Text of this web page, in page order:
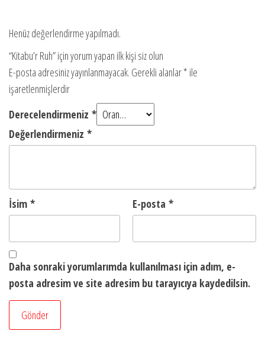
Henüz değerlendirme yapılmadı.
“Kitabu’r Ruh” için yorum yapan ilk kişi siz olun
E-posta adresiniz yayınlanmayacak. Gerekli alanlar* ile
işaretlenmişlerdir
Derecelendirmeniz *
Değerlendirmeniz *
İsim * E-posta *
Daha sonraki yorumlarımda kullanılması için adım, e-
posta adresim ve site adresim bu tarayıcıya kaydedilsin.